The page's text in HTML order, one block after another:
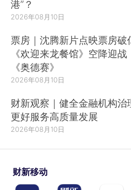
港”？
2026年08月10日
票房｜沈腾新片点映票房破
《欢迎来龙餐馆》空降迎战
《奥德赛》
2026年08月10日
财新观察｜健全金融机构治
更好服务高质量发展
2026年08月10日
财新移动